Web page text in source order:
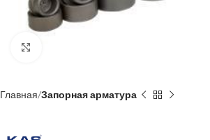
Главная Запорная арматура